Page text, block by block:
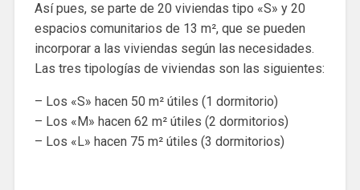
Así pues, se parte de 20 viviendas tipo «S» y 20
espacios comunitarios de 13 m², que se pueden
incorporar a las viviendas según las necesidades.
Las tres tipologías de viviendas son las siguientes:
– Los «S» hacen 50 m² útiles (1 dormitorio)
– Los «M» hacen 62 m² útiles (2 dormitorios)
– Los «L» hacen 75 m² útiles (3 dormitorios)